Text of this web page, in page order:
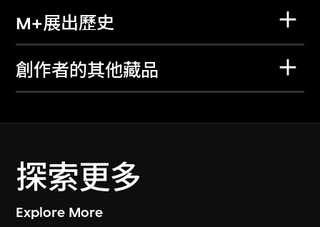
M+展出歷史
創作者的其他藏品
探索更多
Explore More